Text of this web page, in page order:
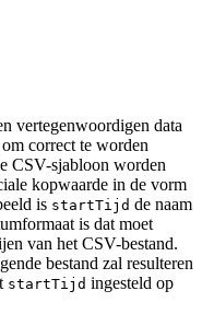
vertegenwoordigen data
correct te worden
CSV-sjabloon worden
kopwaarde in de vorm
is startTijd de naam
is dat moet
van het CSV-bestand.
bestand zal resulteren
startTijd ingesteld op